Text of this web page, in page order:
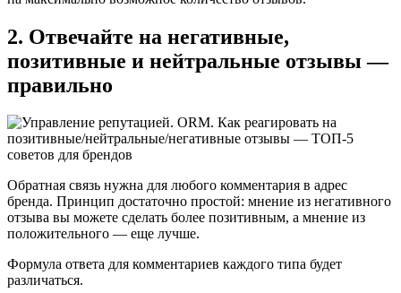
2. Отвечайте на негативные,
позитивные и нейтральные отзывы —
правильно
Обратная связь нужна для любого комментария в адрес
бренда. Принцип достаточно простой: мнение из негативного
отзыва вы можете сделать более позитивным, а мнение из
положительного — еще лучше.
Формула ответа для комментариев каждого типа будет
различаться.